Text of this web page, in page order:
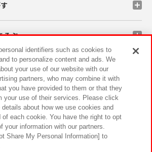
そぶ
ペーン
サステナビリティ サイトポリシー
ー ウェブアクセシビリティ方針と検証結果
とともに
identifiers such as cookies to
to personalize content and ads. We
your use of our website with our
partners, who may combine it with
you have provided to them or that they
your use of their services. Please click
about how we use cookies and
of each cookie. You have the right to opt
your information with our partners.
Share My Personal Information] to